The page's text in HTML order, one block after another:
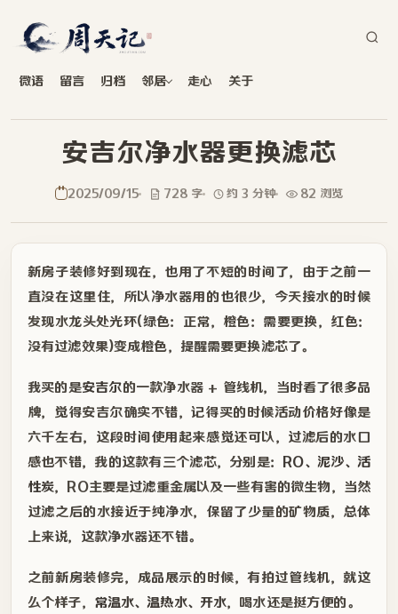
微语 留言 归档 邻居 走心 关于
安吉尔净水器更换滤芯
2025/09/15 728 字 约 3 分钟 82 浏览
新房子装修好到现在，也用了不短的时间了，由于之前一
直没在这里住，所以净水器用的也很少，今天接水的时候
发现水龙头处光环(绿色：正常，橙色：需要更换，红色：
没有过滤效果)变成橙色，提醒需要更换滤芯了。
我买的是安吉尔的一款净水器 + 管线机，当时看了很多品
牌，觉得安吉尔确实不错，记得买的时候活动价格好像是
六千左右，这段时间使用起来感觉还可以，过滤后的水口
感也不错，我的这款有三个滤芯，分别是：
RO、泥沙、活
性炭，RO主要是过滤重金属以及一些有害的微生物，当然
过滤之后的水接近于纯净水，保留了少量的矿物质，总体
上来说，这款净水器还不错。
之前新房装修完，成品展示的时候，有拍过管线机，就这
么个样子， 常温水、温热水、开水，喝水还是挺方便的。